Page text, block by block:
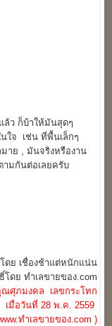
ว ก็บ้าให้มันสุดๆ
ใจ เช่น ที่พื้นเล็กๆ
าย , มันจริงหรืองาน
ามกันต่อเลยครับ
โดย เชื่องช้าแต่หนักแน่น
โดย ทำเลขายของ.com
ศุภมงคล เลขกระโทก
เมื่อวันที่ 28 พ.ค. 2559
ทำเลขายของ.com )